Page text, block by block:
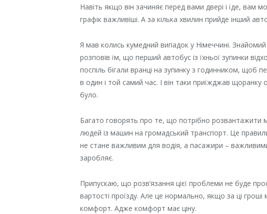
Навіть якщо він зачиняє перед вами двері і їде, вам
графік важливіші. А за кілька хвилин прийде інший
Я мав колись кумедний випадок у Німеччині. Знайомий
розповів їм, що перший автобус із їхньої зупинки
поспіль бігали вранці на зупинку з годинником, щоб
в один і той самий час. І він таки приїжджав щоранку
було.
Багато говорять про те, що потрібно розвантажити
людей із машин на громадський транспорт. Це
не стане важливим для водія, а пасажири –
заробляє.
Припускаю, що розв’язання цієї проблеми не буде
вартості проїзду. Але це нормально, якщо за ці
комфорт. Адже комфорт має ціну.